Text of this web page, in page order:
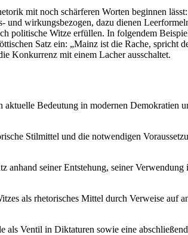
mit noch schärferen Worten beginnen
wirkungsbezogen, dazu dienen
politische Witze erfüllen. In folgendem
Satz ein: „Mainz ist die Rache, spricht
Konkurrenz mit einem Lacher ausschaltet.
Bedeutung in modernen Demokratien
Stilmittel und die notwendigen
anhand seiner Entstehung, seiner
als rhetorisches Mittel durch Verweise auf
Ventil in Diktaturen sowie eine